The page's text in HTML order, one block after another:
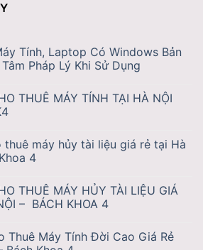
Tính, Laptop Có Windows Bản
Pháp Lý Khi Sử Dụng
THUÊ MÁY TÍNH TẠI HÀ NỘI
thuê máy hủy tài liệu giá rẻ tại Hà
4
THUÊ MÁY HỦY TÀI LIỆU GIÁ
– BÁCH KHOA 4
Thuê Máy Tính Đời Cao Giá Rẻ